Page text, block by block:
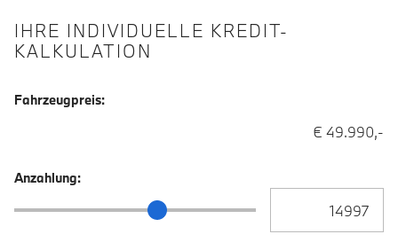
IHRE INDIVIDUELLE KREDIT-
KALKULATION
Fahrzeugpreis:
€ 49.990,-
Anzahlung:
Anzahlung Schieberegler